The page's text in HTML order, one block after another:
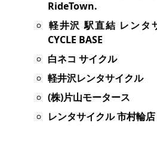
RideTown.
軽井沢 駅直結 レンタ
CYCLE BASE
白ネコ サイクル
軽井沢レンタサイクル
(株)片山モータース
レンタサイクル 市村輪店